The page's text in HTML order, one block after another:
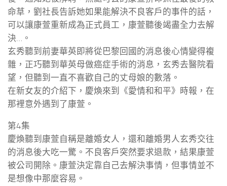
命草，劉社長告訴她如果能解決不良客戶的事件的話，
可以讓康萱重新成為正式員工，康萱聽後竭盡全力去解
決…。
玄秀聽到前妻華英即將從巴黎回國的消息後心情變得複
雜，正巧聽到華英母做癌症手術的消息，玄秀去醫院看
望，但聽到一直不喜歡自己的丈母娘的數落。
在新女友的介紹下，慶煥來到《愛情和和平》時報，在
那裡意外遇到了康萱。
第4集
慶煥聽到康萱自稱是離婚女人，還和離婚男人玄秀交往
的消息後大吃一驚。不良客戶突然要求退款，結果康萱
被公司開除。康萱決定靠自己去解決事情，但事情並不
是想像中那麼容易。